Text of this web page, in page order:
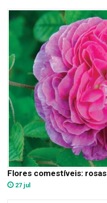
Flores comestíveis: rosas
27 jul